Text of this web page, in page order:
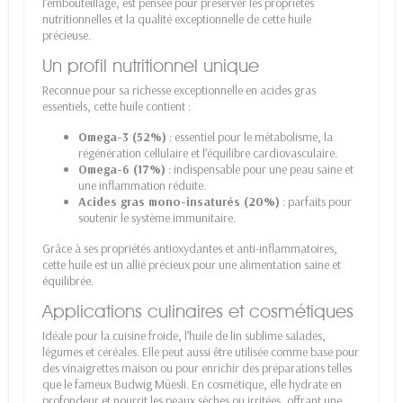
nutritionnelles et la qualité exceptionnelle de cette huile
précieuse.
Un profil nutritionnel unique
Reconnue pour sa richesse exceptionnelle en acides gras
essentiels, cette huile contient :
Omega-3 (52%) : essentiel pour le métabolisme, la
régénération cellulaire et l’équilibre cardiovasculaire.
Omega-6 (17%) : indispensable pour une peau saine et
une inflammation réduite.
Acides gras mono-insaturés (20%) : parfaits pour
soutenir le système immunitaire.
Grâce à ses propriétés antioxydantes et anti-inflammatoires,
cette huile est un allié précieux pour une alimentation saine et
équilibrée.
Applications culinaires et cosmétiques
Idéale pour la cuisine froide, l’huile de lin sublime salades,
légumes et céréales. Elle peut aussi être utilisée comme base pour
des vinaigrettes maison ou pour enrichir des préparations telles
que le fameux Budwig Müesli. En cosmétique, elle hydrate en